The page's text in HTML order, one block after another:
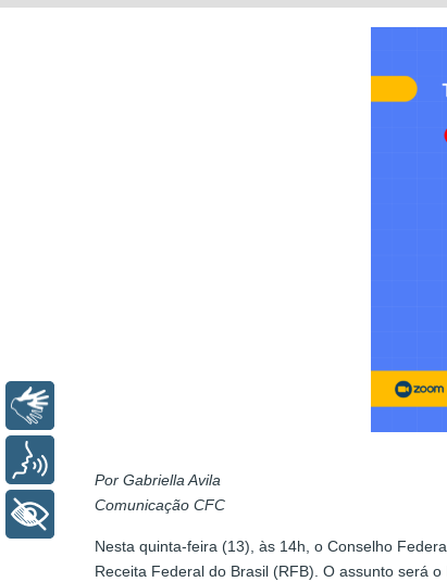
Por Gabriella Avila
Comunicação CFC
Nesta quinta-feira (13), às 14h, o Conselho
Receita Federal do Brasil (RFB). O assunto será
+ Acessibilidade